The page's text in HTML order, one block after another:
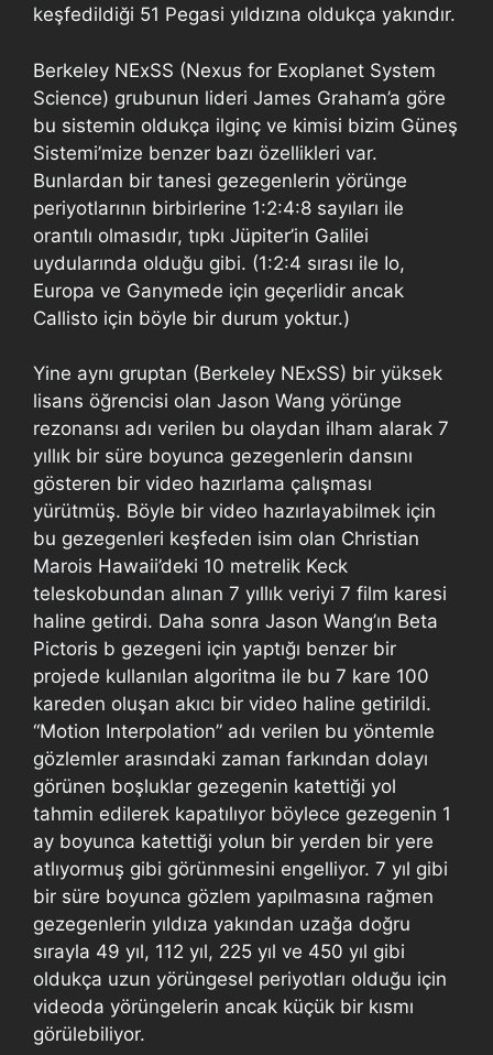
keşfedildiği 51 Pegasi yıldızına oldukça yakındır.
Berkeley NExSS (Nexus for Exoplanet System
Science) grubunun lideri James Graham’a göre
bu sistemin oldukça ilginç ve kimisi bizim Güneş
Sistemi’mize benzer bazı özellikleri var.
Bunlardan bir tanesi gezegenlerin yörünge
periyotlarının birbirlerine 1:2:4:8 sayıları ile
orantılı olmasıdır, tıpkı Jüpiter’in Galilei
uydularında olduğu gibi. (1:2:4 sırası ile Io,
Europa ve Ganymede için geçerlidir ancak
Callisto için böyle bir durum yoktur.)
Yine aynı gruptan (Berkeley NExSS) bir yüksek
lisans öğrencisi olan Jason Wang yörünge
rezonansı adı verilen bu olaydan ilham alarak 7
yıllık bir süre boyunca gezegenlerin dansını
gösteren bir video hazırlama çalışması
yürütmüş. Böyle bir video hazırlayabilmek için
bu gezegenleri keşfeden isim olan Christian
Marois Hawaii’deki 10 metrelik Keck
teleskobundan alınan 7 yıllık veriyi 7 film karesi
haline getirdi. Daha sonra Jason Wang’ın Beta
Pictoris b gezegeni için yaptığı benzer bir
projede kullanılan algoritma ile bu 7 kare 100
kareden oluşan akıcı bir video haline getirildi.
“Motion Interpolation” adı verilen bu yöntemle
gözlemler arasındaki zaman farkından dolayı
görünen boşluklar gezegenin katettiği yol
tahmin edilerek kapatılıyor böylece gezegenin 1
ay boyunca katettiği yolun bir yerden bir yere
atlıyormuş gibi görünmesini engelliyor. 7 yıl gibi
bir süre boyunca gözlem yapılmasına rağmen
gezegenlerin yıldıza yakından uzağa doğru
sırayla 49 yıl, 112 yıl, 225 yıl ve 450 yıl gibi
oldukça uzun yörüngesel periyotları olduğu için
videoda yörüngelerin ancak küçük bir kısmı
görülebiliyor.